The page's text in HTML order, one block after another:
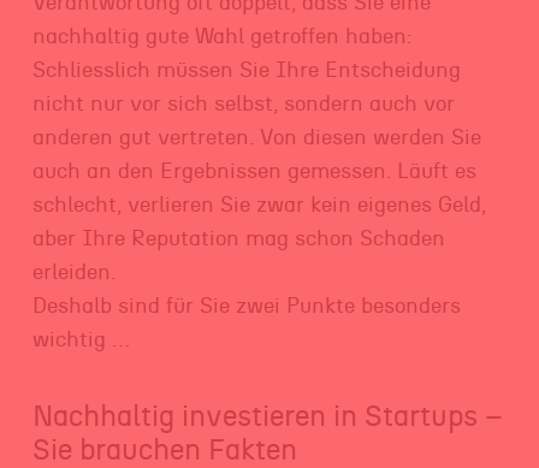
nachhaltig gute Wahl getroffen haben:
Schliesslich müssen Sie Ihre Entscheidung
nicht nur vor sich selbst, sondern auch vor
anderen gut vertreten. Von diesen werden Sie
auch an den Ergebnissen gemessen. Läuft es
schlecht, verlieren Sie zwar kein eigenes Geld,
aber Ihre Reputation mag schon Schaden
erleiden.
Deshalb sind für Sie zwei Punkte besonders
wichtig …
Nachhaltig investieren in Startups –
Sie brauchen Fakten